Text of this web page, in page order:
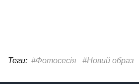
Теги: #Фотосесія #Новий образ